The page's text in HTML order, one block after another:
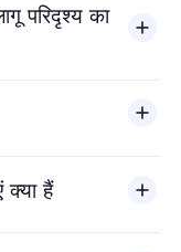
परिदृश्य का
क्रेडेंशियल दुरुपयोग,
क्या हैं